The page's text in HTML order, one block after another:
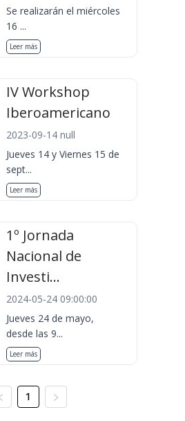
Se realizarán el miércoles
16 ...
Leer más
IV Workshop
Iberoamericano
2023-09-14 null
Jueves 14 y Viernes 15 de
sept...
Leer más
1º Jornada
Nacional de
Investi...
2024-05-24 09:00:00
Jueves 24 de mayo,
desde las 9...
Leer más
1